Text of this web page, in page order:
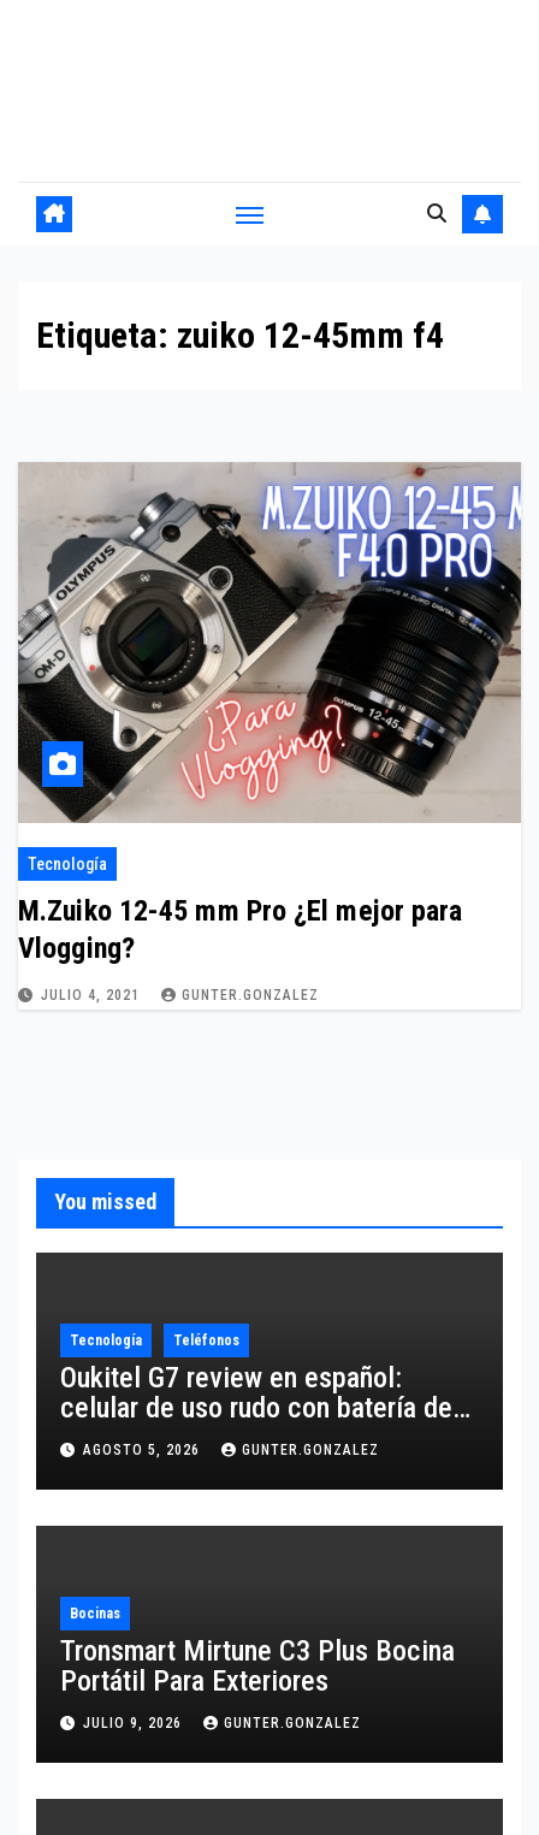
Etiqueta: zuiko 12-45mm f4
Tecnología
M.Zuiko 12-45 mm Pro ¿El mejor para
Vlogging?
JULIO 4, 2021 GUNTER.GONZALEZ
You missed
Tecnología Teléfonos
Oukitel G7 review en español:
celular de uso rudo con batería de
10,600 mAh
AGOSTO 5, 2026 GUNTER.GONZALEZ
Bocinas
Tronsmart Mirtune C3 Plus Bocina
Portátil Para Exteriores
JULIO 9, 2026 GUNTER.GONZALEZ